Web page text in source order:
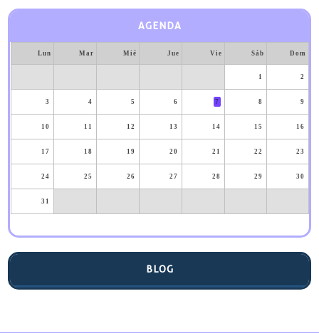
AGENDA
Lun Mar Mié Jue Vie Sáb Dom
1 2
3 4 5 6 7 8 9
10 11 12 13 14 15 16
17 18 19 20 21 22 23
24 25 26 27 28 29 30
31
BLOG